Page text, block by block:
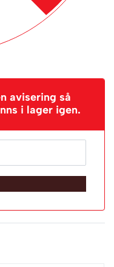
avisering så
i lager igen.